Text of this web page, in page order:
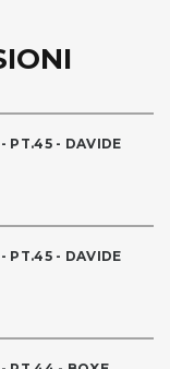
PT.45 - DAVIDE
PT.45 - DAVIDE